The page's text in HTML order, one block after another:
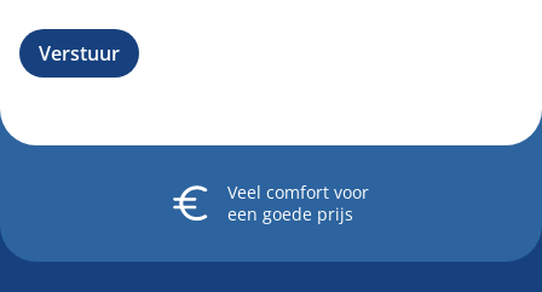
Verstuur
Veel comfort voor
een goede prijs